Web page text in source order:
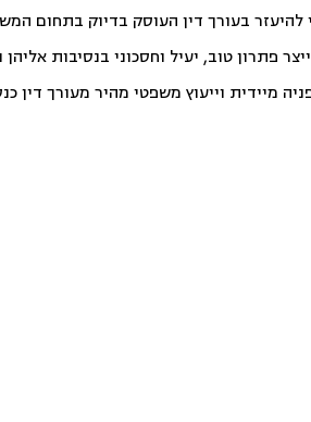
בעורך דין העוסק בדיוק בתחום
פתרון טוב, יעיל וחסכוני בנסיבות
מיידית וייעוץ משפטי מהיר מעורך דין